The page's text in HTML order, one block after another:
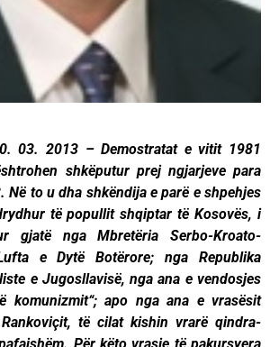
03. 2013 – Demostratat e vitit 1981
shkëputur prej ngjarjeve para
Në to u dha shkëndija e parë e shpehjes
të popullit shqiptar të Kosovës, i
gjatë nga Mbretëria Serbo-Kroato-
e Dytë Botërore; nga Republika
e Jugosllavisë, nga ana e vendosjes
komunizmit“; apo nga ana e vrasësit
të cilat kishin vrarë qindra-